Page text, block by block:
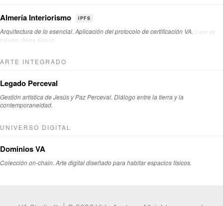
Almería Interiorismo IPFS
Arquitectura de lo esencial. Aplicación del protocolo de certificación VA. Caso de
estudio: Nuria Kinson.
ARTE INTEGRADO
Legado Perceval
Gestión artística de Jesús y Paz Perceval. Diálogo entre la tierra y la
contemporaneidad.
UNIVERSO DIGITAL
Dominios VA
Colección on-chain. Arte digital diseñado para habitar espacios físicos.